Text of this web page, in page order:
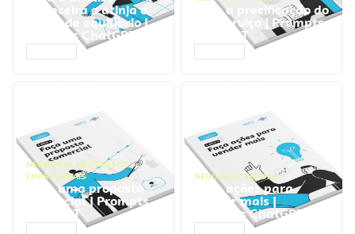
financeira e atinja o
ponto de equilíbrio |
Prompts ChatGPT
Faça a precificação do
seu serviço | Prompts
ChatGPT
NEGÓCIOS, PROCESSOS
EMPRESARIAIS
Faça uma proposta
comercial | Prompts
ChatGPT
NEGÓCIOS, VENDAS
Faça ações para
vender mais |
Prompts ChatGPT